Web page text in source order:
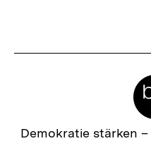
Zur
Demokratie stärken –